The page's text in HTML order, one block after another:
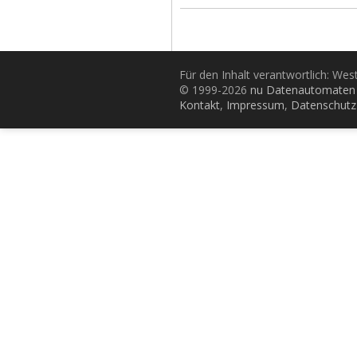
Für den Inhalt verantwortlich:
© 1999-2026 nu
Kontakt, Impressum, Datenschutz